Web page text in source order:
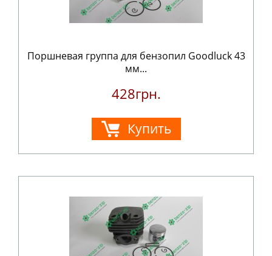
Поршневая группа для бензопил Goodluck 43
мм...
428грн.
Купить